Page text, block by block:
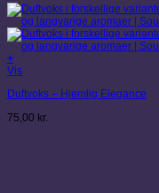
+
Vis
Duftvoks – Hjemlig Elegance
75,00 kr.